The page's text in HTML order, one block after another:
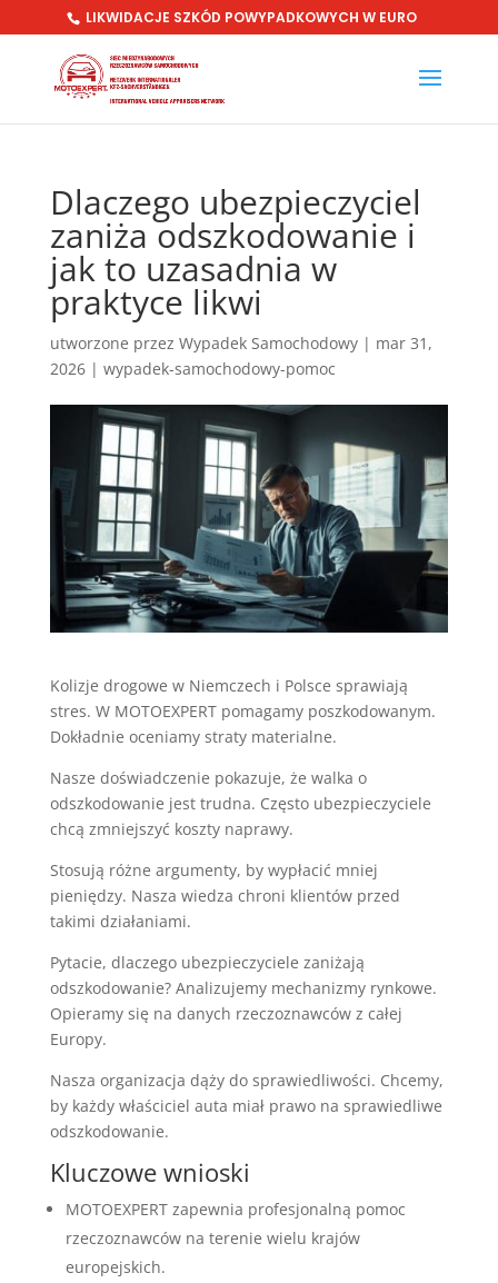
LIKWIDACJE SZKÓD POWYPADKOWYCH W EURO
Dlaczego ubezpieczyciel
zaniża odszkodowanie i
jak to uzasadnia w
praktyce likwi
utworzone przez Wypadek Samochodowy| mar 31,
2026| wypadek-samochodowy-pomoc
Kolizje drogowe w Niemczech i Polsce sprawiają
stres. W MOTOEXPERT pomagamy poszkodowanym.
Dokładnie oceniamy straty materialne.
Nasze doświadczenie pokazuje, że walka o
odszkodowanie jest trudna. Często ubezpieczyciele
chcą zmniejszyć koszty naprawy.
Stosują różne argumenty, by wypłacić mniej
pieniędzy. Nasza wiedza chroni klientów przed
takimi działaniami.
Pytacie, dlaczego ubezpieczyciele zaniżają
odszkodowanie? Analizujemy mechanizmy rynkowe.
Opieramy się na danych rzeczoznawców z całej
Europy.
Nasza organizacja dąży do sprawiedliwości. Chcemy,
by każdy właściciel auta miał prawo na sprawiedliwe
odszkodowanie.
Kluczowe wnioski
MOTOEXPERT zapewnia profesjonalną pomoc
rzeczoznawców na terenie wielu krajów
europejskich.